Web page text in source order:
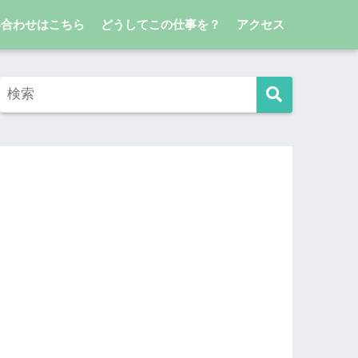
わせはこちら どうしてこの仕事を？ アクセス